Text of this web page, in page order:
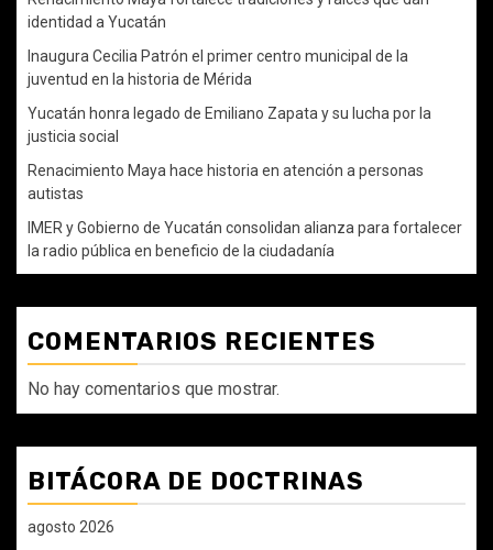
identidad a Yucatán
Inaugura Cecilia Patrón el primer centro municipal de la
juventud en la historia de Mérida
Yucatán honra legado de Emiliano Zapata y su lucha por la
justicia social
Renacimiento Maya hace historia en atención a personas
autistas
IMER y Gobierno de Yucatán consolidan alianza para fortalecer
la radio pública en beneficio de la ciudadanía
COMENTARIOS RECIENTES
No hay comentarios que mostrar.
BITÁCORA DE DOCTRINAS
agosto 2026